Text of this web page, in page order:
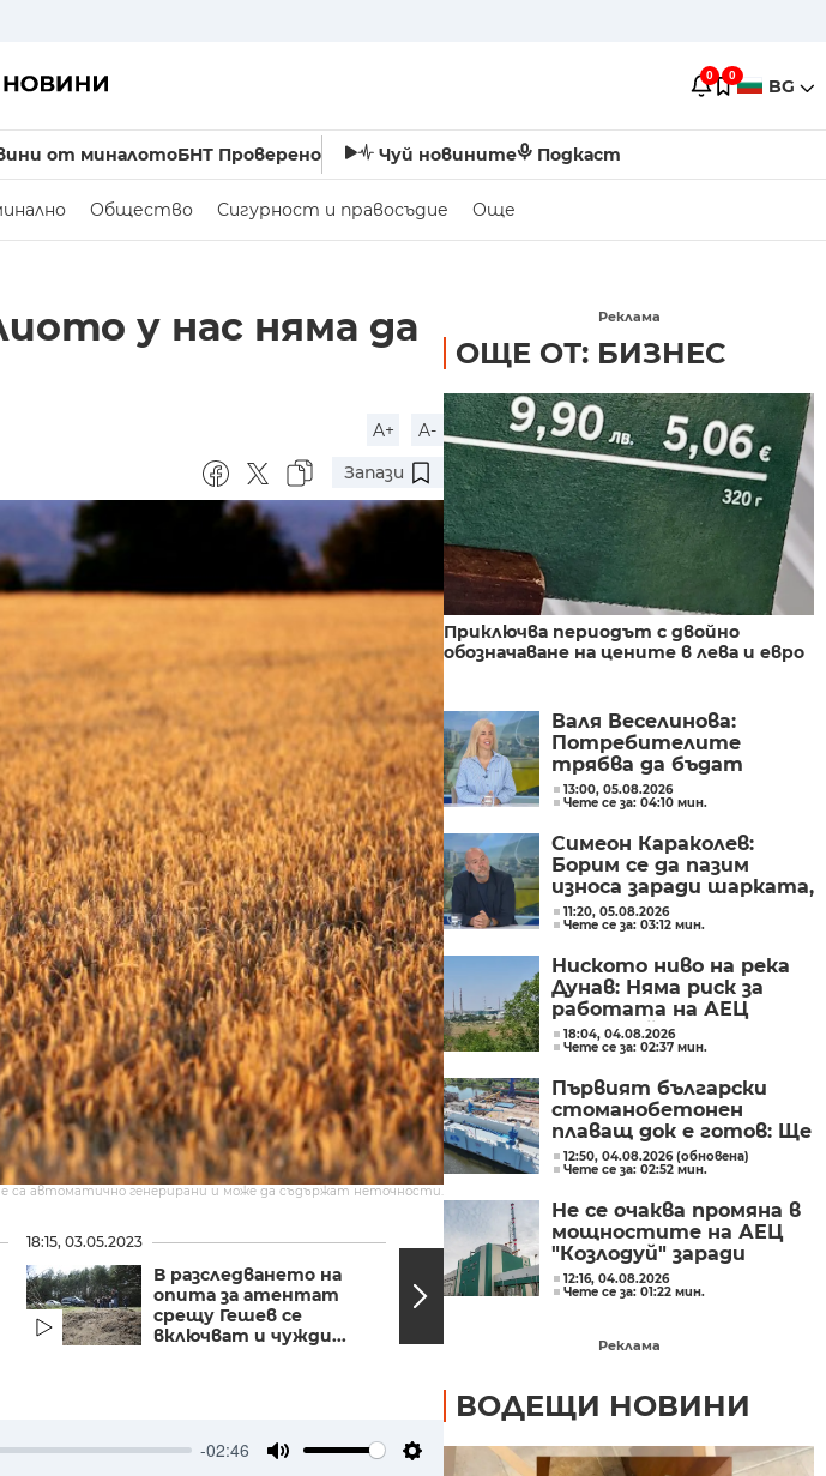
0 0 BG
от миналотоБНТ Проверено Чуй новините Подкаст
Общество Сигурност и правосъдие Още
у нас няма да
A+
A-
Запази
автоматично генерирани и може да съдържат неточности.
18:15, 03.05.2023
В разследването на
опита за атентат
срещу Гешев се
включват и чужди...
18:12, 03.05.2023
Стефан А. Щерев от
училището в Белград:
18:11,
-02:46
Реклама
ОЩЕ ОТ: БИЗНЕС
Приключва периодът с двойно
обозначаване на цените в лева и евро
Валя Веселинова:
Потребителите
трябва да бъдат
разумни, да не се
подлъгват по ниската
13:00, 05.08.2026
Чете се за: 04:10 мин.
Симеон Караколев:
Борим се да пазим
износа заради шарката,
а продаваме навън
сиренето по 6 евро,
тук го купуваме по 15-
18 евро
11:20, 05.08.2026
Чете се за: 03:12 мин.
Ниското ниво на река
Дунав: Няма риск за
работата на АЕЦ
"Козлодуй"
18:04, 04.08.2026
Чете се за: 02:37 мин.
Първият български
стоманобетонен
плаващ док е готов: Ще
ремонтира суперяхти
до 2500 тона
12:50, 04.08.2026 (обновена)
Чете се за: 02:52 мин.
Не се очаква промяна в
мощностите на АЕЦ
"Козлодуй" заради
ниското ниво на Дунав
12:16, 04.08.2026
Чете се за: 01:22 мин.
Реклама
ВОДЕЩИ НОВИНИ